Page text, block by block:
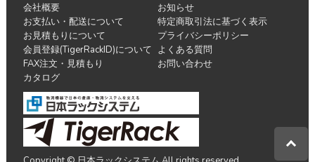
会社概要
お支払い・配送について
お見積もりについて
会員登録(TigerRackID)について
FAX注文・見積もり
カタログ
お知らせ
特定商取引法に基づく表示
プライバシーポリシー
よくある質問
お問い合わせ